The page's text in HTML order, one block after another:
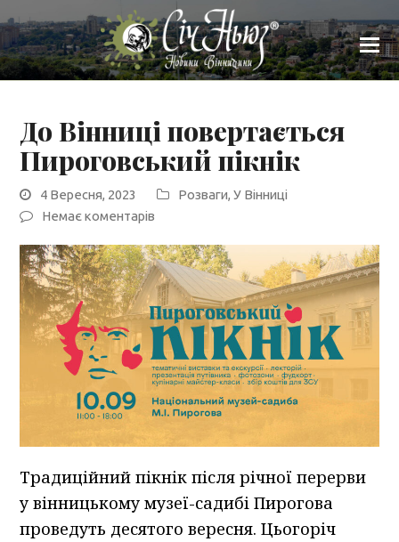
До Вінниці повертається
Пироговський пікнік
4 Вересня, 2023 Розваги,У Вінниці
Немає коментарів
Традиційний пікнік після річної перерви
у вінницькому музеї-садибі Пирогова
проведуть десятого вересня. Цьогоріч